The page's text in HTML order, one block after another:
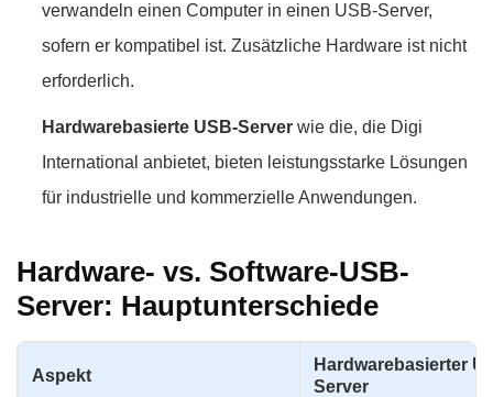
verwandeln einen Computer in einen USB-Server,
sofern er kompatibel ist. Zusätzliche Hardware ist nicht
erforderlich.
Hardwarebasierte USB-Server wie die, die Digi
International anbietet, bieten leistungsstarke Lösungen
für industrielle und kommerzielle Anwendungen.
Hardware- vs. Software-USB-
Server: Hauptunterschiede
Aspekt
Hardwarebasierter
Server